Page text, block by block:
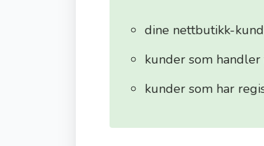
dine nettbutikk-
kunder som
kunder som har